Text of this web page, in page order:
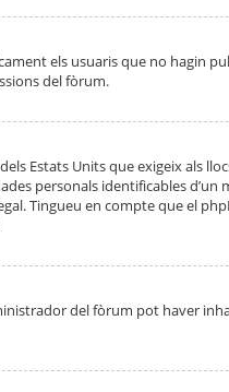
els usuaris que no hagin
del fòrum.
Estats Units que exigeix als
personals identificables d’un
Tingueu en compte que el
del fòrum pot haver